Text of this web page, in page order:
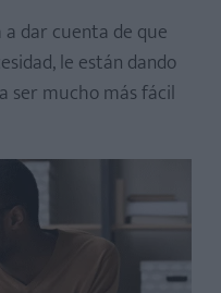
a dar cuenta de que
le están dando
ser mucho más fácil